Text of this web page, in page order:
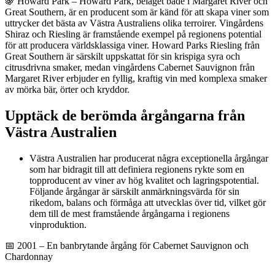
Great Southern, är en producent som är känd för att skapa viner som
uttrycker det bästa av Västra Australiens olika terroirer. Vingårdens
Shiraz och Riesling är framstående exempel på regionens potential
för att producera världsklassiga viner. Howard Parks Riesling från
Great Southern är särskilt uppskattat för sin krispiga syra och
citrusdrivna smaker, medan vingårdens Cabernet Sauvignon från
Margaret River erbjuder en fyllig, kraftig vin med komplexa smaker
av mörka bär, örter och kryddor.
Upptäck de berömda årgångarna från
Västra Australien
Västra Australien har producerat några exceptionella årgångar
som har bidragit till att definiera regionens rykte som en
topproducent av viner av hög kvalitet och lagringspotential.
Följande årgångar är särskilt anmärkningsvärda för sin
rikedom, balans och förmåga att utvecklas över tid, vilket gör
dem till de mest framstående årgångarna i regionens
vinproduktion.
📅 2001 – En banbrytande årgång för Cabernet Sauvignon och
Chardonnay